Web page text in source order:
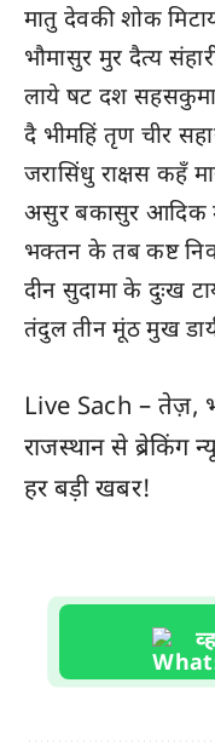
मातु देवकी शोक
भौमासुर मुर दैत्य
लाये षट दश
दै भीमहिं तृण चीर
जरासिंधु राक्षस कहँ
असुर बकासुर आदिक
भक्तन के तब कष्ट
दीन सुदामा के दुःख
तंदुल तीन मूंठ मुख
Live Sach – तेज़,
राजस्थानसे ब्रेकिंग
हर बड़ी खबर!